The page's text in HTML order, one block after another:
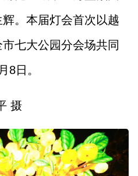
。本届灯会首次以越
七大公园分会场共同
8日。
摄